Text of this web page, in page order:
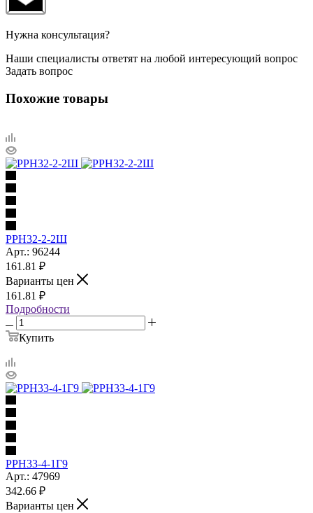
Нужна консультация?
Наши специалисты ответят на любой интересующий вопрос
Задать вопрос
Похожие товары
РРН32-2-2Ш
Арт.: 96244
161.81 ₽
Варианты цен
161.81 ₽
Подробности
Купить
РРН33-4-1Г9
Арт.: 47969
342.66 ₽
Варианты цен